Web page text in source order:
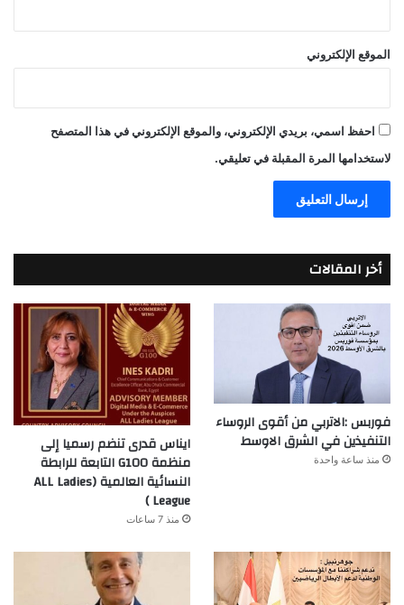
الموقع الإلكتروني
احفظ اسمي، بريدي الإلكتروني، والموقع الإلكتروني في هذا المتصفح
لاستخدامها المرة المقبلة في تعليقي.
أخر المقالات
فوربس :الاتربي من أقوى الروساء
التنفيذين في الشرق الاوسط
منذ ساعة واحدة
ايناس قدرى تنضم رسميا إلى
منظمة G100 التابعة للرابطة
النسائية العالمية (ALL Ladies
League )
منذ 7 ساعات